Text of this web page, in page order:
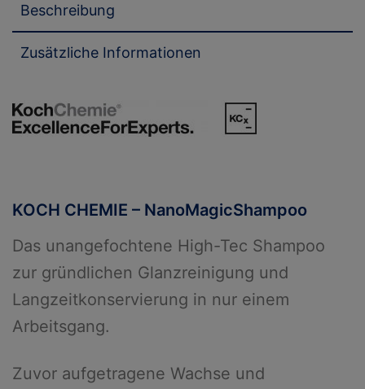
Beschreibung
Zusätzliche Informationen
KOCH CHEMIE – NanoMagicShampoo
Das unangefochtene High-Tec Shampoo
zur gründlichen Glanzreinigung und
Langzeitkonservierung in nur einem
Arbeitsgang.
Zuvor aufgetragene Wachse und